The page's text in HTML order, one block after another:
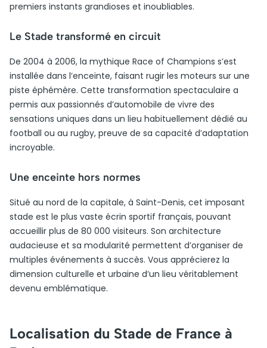
premiers instants grandioses et inoubliables.
Le Stade transformé en circuit
De 2004 à 2006, la mythique Race of Champions s’est
installée dans l’enceinte, faisant rugir les moteurs sur une
piste éphémère. Cette transformation spectaculaire a
permis aux passionnés d’automobile de vivre des
sensations uniques dans un lieu habituellement dédié au
football ou au rugby, preuve de sa capacité d’adaptation
incroyable.
Une enceinte hors normes
Situé au nord de la capitale, à Saint-Denis, cet imposant
stade est le plus vaste écrin sportif français, pouvant
accueillir plus de 80 000 visiteurs. Son architecture
audacieuse et sa modularité permettent d’organiser de
multiples événements à succès. Vous apprécierez la
dimension culturelle et urbaine d’un lieu véritablement
devenu emblématique.
Localisation du Stade de France à